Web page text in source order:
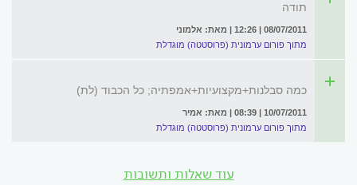
תודה
08/07/2011 | 12:26 | מאת: אלמוני
מתוך פורום ערמונית (פרוסטטה) מוגדלת
כמה סבלנות+מקצועיות+אמפתיה; כל הכבוד (לת)
10/07/2011 | 08:39 | מאת: אמיר
מתוך פורום ערמונית (פרוסטטה) מוגדלת
עוד שאלות ותשובות